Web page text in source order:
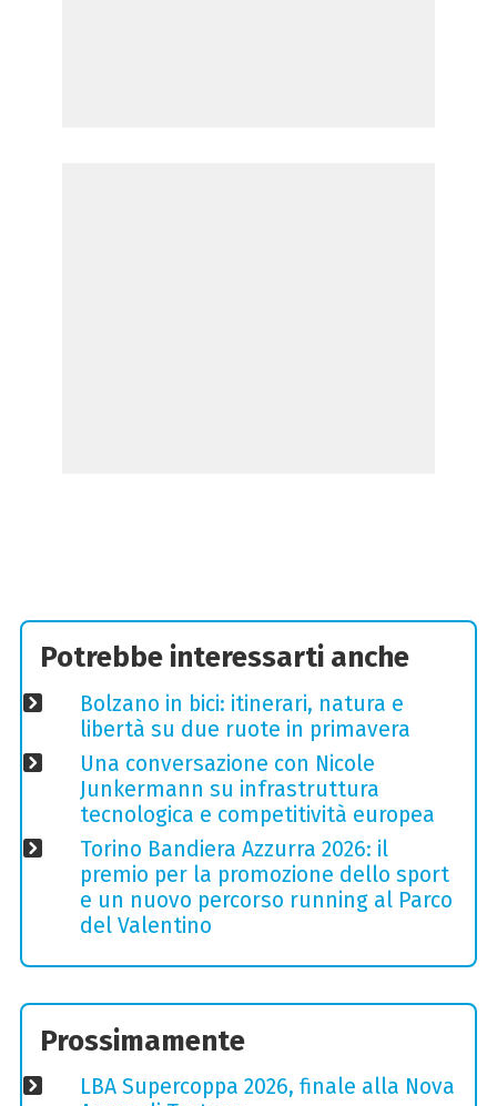
Potrebbe interessarti anche
Bolzano in bici: itinerari, natura e
libertà su due ruote in primavera
Una conversazione con Nicole
Junkermann su infrastruttura
tecnologica e competitività europea
Torino Bandiera Azzurra 2026: il
premio per la promozione dello sport
e un nuovo percorso running al Parco
del Valentino
Prossimamente
LBA Supercoppa 2026, finale alla Nova